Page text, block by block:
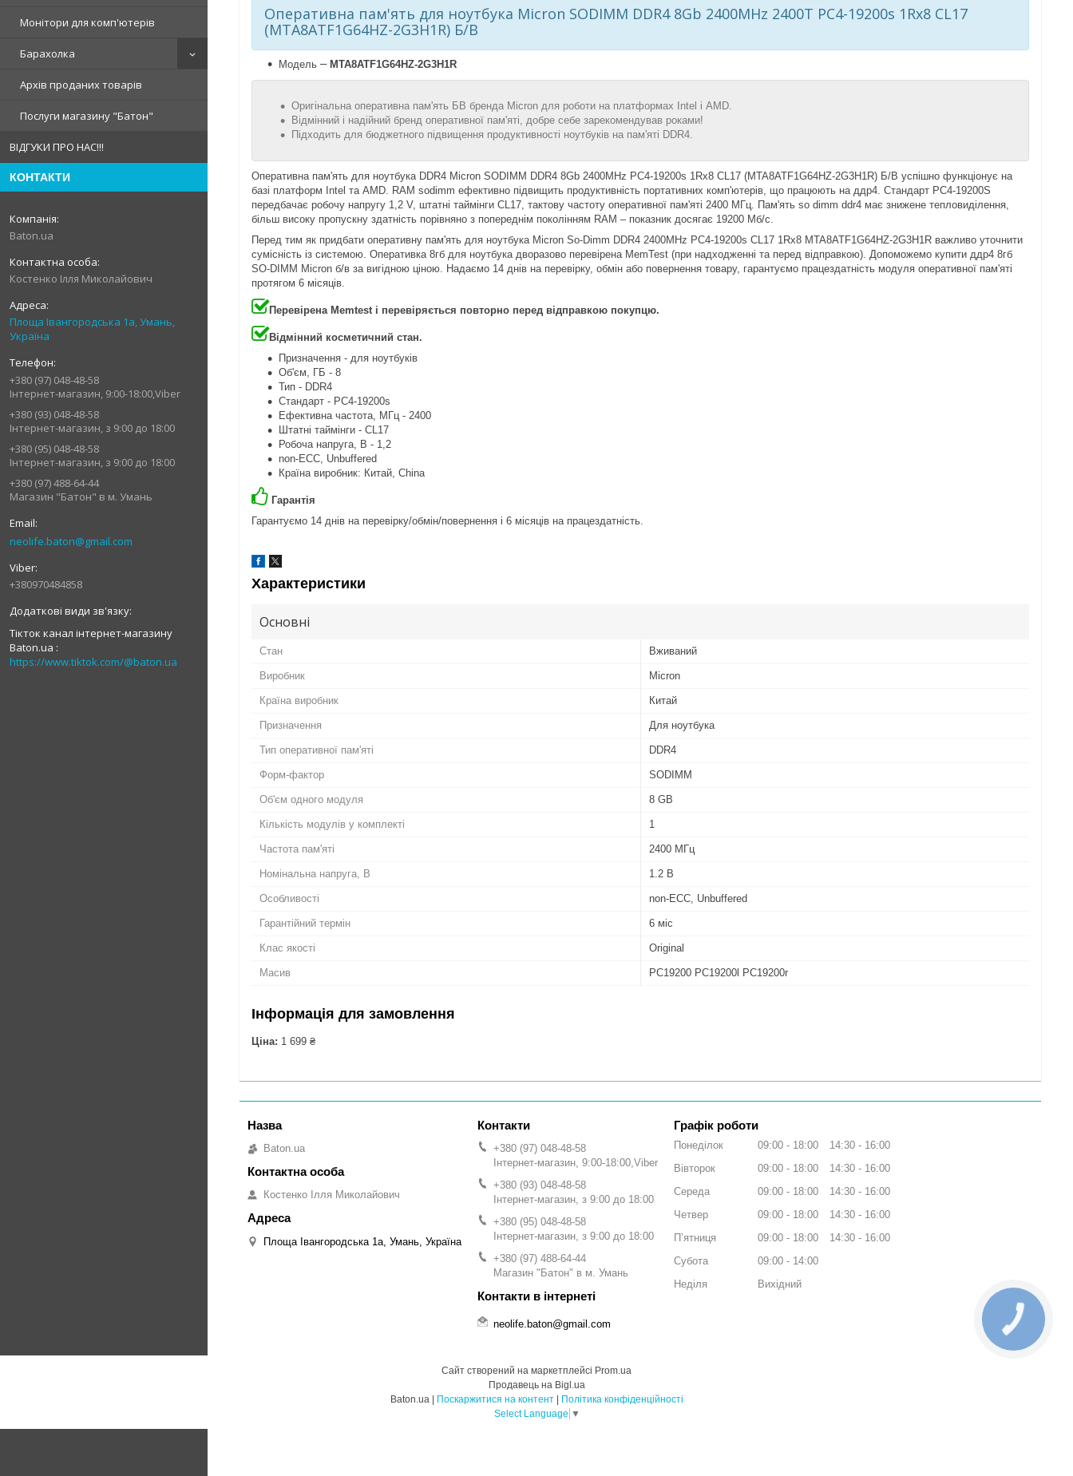
Монітори для комп'ютерів
Барахолка
Архів проданих товарів
Послуги магазину "Батон"
ВІДГУКИ ПРО НАС!!!
КОНТАКТИ
Baton.ua
Костенко Ілля Миколайович
Площа Івангородська 1а, Умань,
Україна
+380 (97) 048-48-58
Інтернет-магазин, 9:00-18:00,Viber
+380 (93) 048-48-58
Інтернет-магазин, з 9:00 до 18:00
+380 (95) 048-48-58
Інтернет-магазин, з 9:00 до 18:00
+380 (97) 488-64-44
Магазин "Батон" в м. Умань
neolife.baton@gmail.com
+380970484858
Тікток канал інтернет-магазину
Baton.ua
https://www.tiktok.com/@baton.ua
Оперативна пам'ять для ноутбука Micron SODIMM DDR4 8Gb 2400MHz 2400T PC4-19200s 1Rx8 CL17
(MTA8ATF1G64HZ-2G3H1R) Б/В
Модель – MTA8ATF1G64HZ-2G3H1R
Оригінальна оперативна пам'ять БВ бренда Micron для роботи на платформах Intel і AMD.
Відмінний і надійний бренд оперативної пам'яті, добре себе зарекомендував роками!
Підходить для бюджетного підвищення продуктивності ноутбуків на пам'яті DDR4.
Оперативна пам'ять для ноутбука DDR4 Micron SODIMM DDR4 8Gb 2400MHz PC4-19200s 1Rx8 CL17 (MTA8ATF1G64HZ-2G3H1R) Б/В успішно функціонує на
базі платформ Intel та AMD. RAM sodimm ефективно підвищить продуктивність портативних комп'ютерів, що працюють на ддр4. Стандарт PC4-19200S
передбачає робочу напругу 1,2 V, штатні таймінги CL17, тактову частоту оперативної пам'яті 2400 МГц. Пам'ять so dimm ddr4 має знижене тепловиділення,
більш високу пропускну здатність порівняно з попереднім поколінням RAM – показник досягає 19200 Мб/с.
Перед тим як придбати оперативну пам'ять для ноутбука Micron So-Dimm DDR4 2400MHz PC4-19200s CL17 1Rx8 MTA8ATF1G64HZ-2G3H1R важливо уточнити
сумісність із системою. Оперативка 8гб для ноутбука дворазово перевірена MemTest (при надходженні та перед відправкою). Допоможемо купити ддр4 8гб
SO-DIMM Micron б/в за вигідною ціною. Надаємо 14 днів на перевірку, обмін або повернення товару, гарантуємо працездатність модуля оперативної пам'яті
протягом 6 місяців.
Перевірена Memtest і перевіряється повторно перед відправкою покупцю.
Відмінний косметичний стан.
Призначення - для ноутбуків
Об'єм, ГБ - 8
Тип - DDR4
Стандарт - PC4-19200s
Ефективна частота, МГц - 2400
Штатні таймінги - CL17
Робоча напруга, В - 1,2
non-ECC, Unbuffered
Країна виробник: Китай, China
Гарантія
Гарантуємо 14 днів на перевірку/обмін/повернення і 6 місяців на працездатність.
Характеристики
Основні
Стан Вживаний
Виробник Micron
Країна виробник Китай
Призначення Для ноутбука
Тип оперативної пам'яті DDR4
Форм-фактор SODIMM
Об'єм одного модуля 8 GB
Кількість модулів у комплекті 1
Частота пам'яті 2400 МГц
Номінальна напруга, В 1.2 В
Особливості non-ECC, Unbuffered
Гарантійний термін 6 міс
Клас якості Original
Масив PC19200 PC19200l PC19200r
Інформація для замовлення
Ціна: 1 699 ₴
Baton.ua
Костенко Ілля Миколайович
Площа Івангородська 1а, Умань, Україна
+380 (97) 048-48-58
Інтернет-магазин, 9:00-18:00,Viber
+380 (93) 048-48-58
Інтернет-магазин, з 9:00 до 18:00
+380 (95) 048-48-58
Інтернет-магазин, з 9:00 до 18:00
+380 (97) 488-64-44
Магазин "Батон" в м. Умань
neolife.baton@gmail.com
Графік роботи
Понеділок 09:00 18:00 14:30
16:00
Вівторок
09:00 18:00 14:30
16:00
Середа
09:00 18:00 14:30
16:00
Четвер
09:00 18:00 14:30
16:00
Пʼятниця
09:00 18:00 14:30
16:00
Субота
09:00
14:00
Неділя
Вихідний
Сайт створений на маркетплейсі Prom.ua
Продавець на Bigl.ua
Baton.ua | Поскаржитися на контент | Політика конфіденційності
Select Language ▼